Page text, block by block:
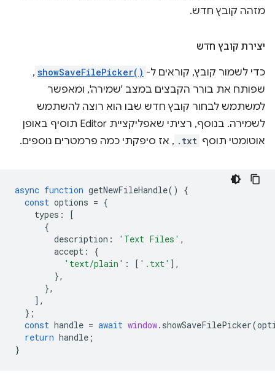
מזהה קובץ חדש.
יצירת קובץ חדש
כדי לשמור קובץ, קוראים ל- showSaveFilePicker()
,
שפותח את בורר הקבצים במצב 'שמירה', ומאפשר
למשתמש לבחור קובץ חדש שבו הוא רוצה להשתמש
לשמירה. בנוסף, רציתי שאפליקציית Editor תוסיף באופן
אוטומטי תוסף .txt , אז סיפקתי כמה פרמטרים נוספים.
async function getNewFileHandle()
{
const options = {
types :
[
{
description : 'Text Files' ,
accept :
{
'text/plain' : [ '.txt' ],
},
},
],
};
const handle = await window. showSaveFilePicker(
return handle ;
}